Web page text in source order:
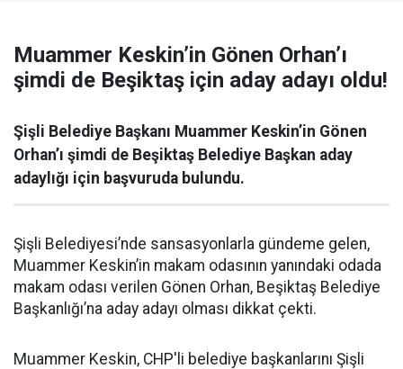
Muammer Keskin’in Gönen Orhan’ı
şimdi de Beşiktaş için aday adayı oldu!
Şişli Belediye Başkanı Muammer Keskin’in Gönen
Orhan’ı şimdi de Beşiktaş Belediye Başkan aday
adaylığı için başvuruda bulundu.
Şişli Belediyesi’nde sansasyonlarla gündeme gelen,
Muammer Keskin’in makam odasının yanındaki odada
makam odası verilen Gönen Orhan, Beşiktaş Belediye
Başkanlığı’na aday adayı olması dikkat çekti.
Muammer Keskin, CHP'li belediye başkanlarını Şişli